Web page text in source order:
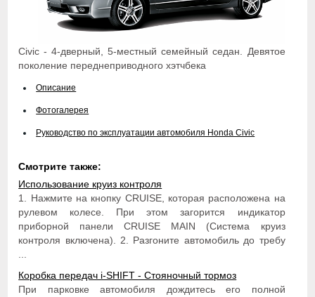
Civic - 4-дверный, 5-местный семейный седан. Девятое
поколение переднеприводного хэтчбека
Описание
Фотогалерея
Руководство по эксплуатации автомобиля Honda Civic
Смотрите также:
Использование круиз контроля
1. Нажмите на кнопку CRUISE, которая расположена на
рулевом колесе. При этом загорится индикатор
приборной панели CRUISE MAIN (Система круиз
контроля включена). 2. Разгоните автомобиль до требу
Коробка передач i-SHIFT - Стояночный тормоз
При парковке автомобиля дождитесь его полной